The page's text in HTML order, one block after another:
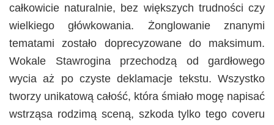
całkowicie naturalnie, bez większych trudności czy
wielkiego główkowania. Żonglowanie znanymi
tematami zostało doprecyzowane do maksimum.
Wokale Stawrogina przechodzą od gardłowego
wycia aż po czyste deklamacje tekstu. Wszystko
tworzy unikatową całość, która śmiało mogę napisać
wstrząsa rodzimą sceną, szkoda tylko tego coveru